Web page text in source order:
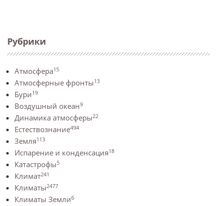
Рубрики
Атмосфера15
Атмосферные фронты13
Бури19
Воздушный океан9
Динамика атмосферы22
Естествознание494
Земля113
Испарение и конденсация18
Катастрофы5
Климат241
Климаты2477
Климаты Земли6